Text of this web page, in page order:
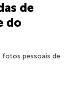
de
do
pessoais de